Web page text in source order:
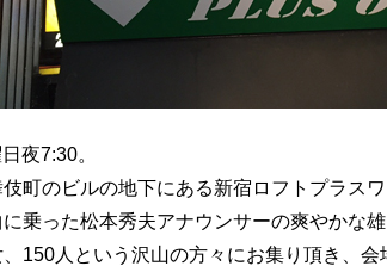
夜7:30。
町のビルの地下にある新宿ロフトプラス
乗った松本秀夫アナウンサーの爽やかな雄
150人という沢山の方々にお集り頂き、会